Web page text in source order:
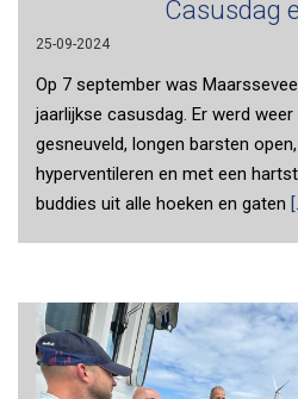
Casusdag
25-09-2024
Op 7 september was
jaarlijkse casusdag. Er werd
gesneuveld, longen barsten
hyperventileren en met een
buddies uit alle hoeken en gaten